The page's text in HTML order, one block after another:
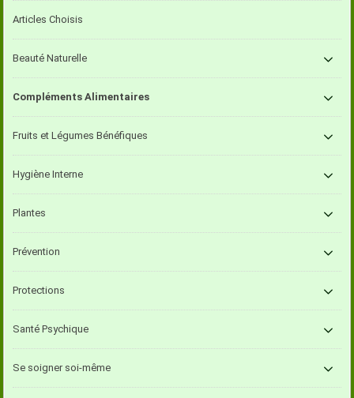
Articles Choisis
Beauté Naturelle
Compléments Alimentaires
Fruits et Légumes Bénéfiques
Hygiène Interne
Plantes
Prévention
Protections
Santé Psychique
Se soigner soi-même